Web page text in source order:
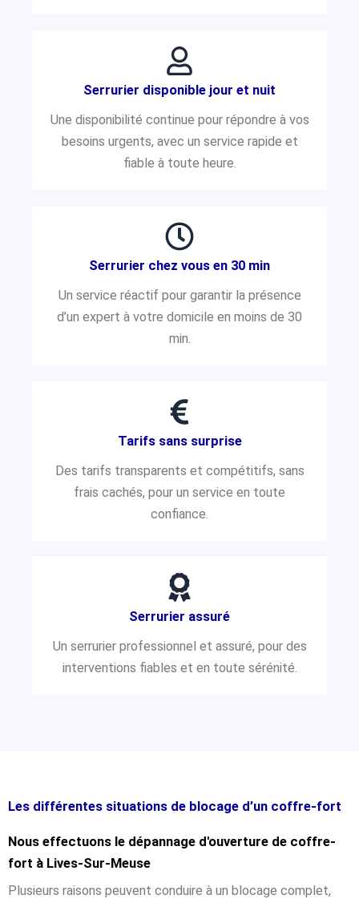
Serrurier disponible jour et nuit
Une disponibilité continue pour répondre à vos
besoins urgents, avec un service rapide et
fiable à toute heure.
Serrurier chez vous en 30 min
Un service réactif pour garantir la présence
d’un expert à votre domicile en moins de 30
min.
Tarifs sans surprise
Des tarifs transparents et compétitifs, sans
frais cachés, pour un service en toute
confiance.
Serrurier assuré
Un serrurier professionnel et assuré, pour des
interventions fiables et en toute sérénité.
Les différentes situations de blocage d’un coffre-fort
Nous effectuons le dépannage d'ouverture de coffre-
fort à Lives-Sur-Meuse
Plusieurs raisons peuvent conduire à un blocage complet,